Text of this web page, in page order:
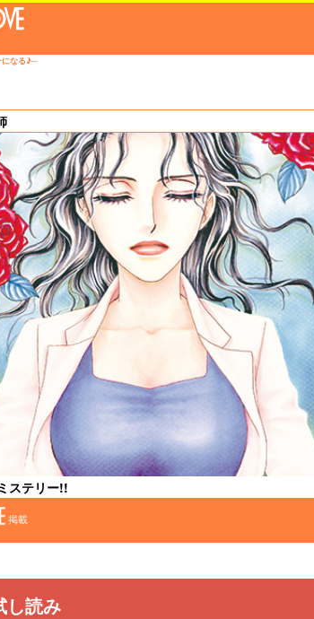
になる♪─
ステリー!!
掲載
し読み